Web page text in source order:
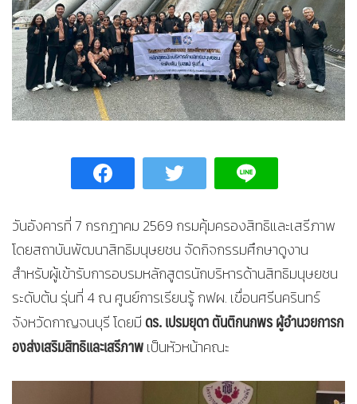
วันอังคารที่ 7 กรกฎาคม 2569 กรมคุ้มครองสิทธิและเสรีภาพ
โดยสถาบันพัฒนาสิทธิมนุษยชน จัดกิจกรรมศึกษาดูงาน
สำหรับผู้เข้ารับการอบรมหลักสูตรนักบริหารด้านสิทธิมนุษยชน
ระดับต้น รุ่นที่ 4 ณ ศูนย์การเรียนรู้ กฟผ. เขื่อนศรีนครินทร์
จังหวัดกาญจนบุรี โดยมีดร. เปรมยุดา ตันติกนกพร ผู้อำนวยการก
องส่งเสริมสิทธิและเสรีภาพเป็นหัวหน้าคณะ